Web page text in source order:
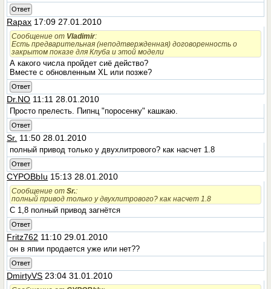
Ответ
Rapax 17:09 27.01.2010
Сообщение от Vladimir:
Есть предварительная (неподтвержденная) договоренность о
закрытом показе для Клуба и этой модели
А какого числа пройдет сиё действо?
Вместе с обновленным XL или позже?
Ответ
Dr.NO 11:11 28.01.2010
Просто прелесть. Пипнц "поросенку" кашкаю.
Ответ
Sr. 11:50 28.01.2010
полный привод только у двухлитрового? как насчет 1.8
Ответ
CYPOBbIu 15:13 28.01.2010
Сообщение отSr.:
полный привод только у двухлитрового? как насчет 1.8
C 1,8 полный привод загнётся
Ответ
Fritz762 11:10 29.01.2010
он в япии продается уже или нет??
Ответ
DmirtyVS 23:04 31.01.2010